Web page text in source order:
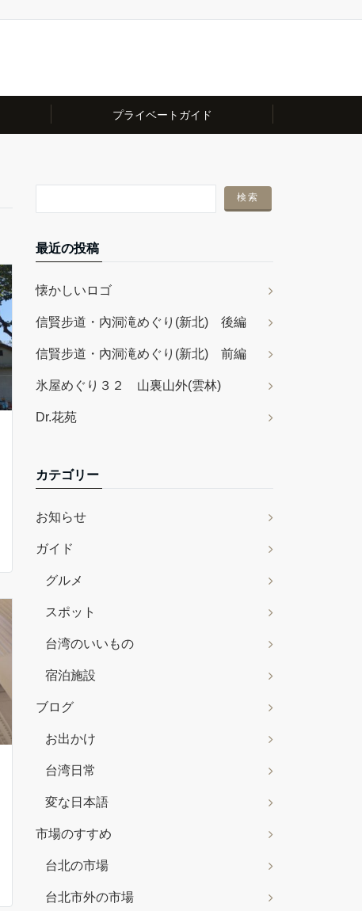
プライベートガイド
最近の投稿
懐かしいロゴ
信賢步道・內洞滝めぐり(新北) 後編
信賢步道・內洞滝めぐり(新北) 前編
氷屋めぐり３２ 山裏山外(雲林)
Dr.花苑
カテゴリー
お知らせ
ガイド
グルメ
スポット
台湾のいいもの
宿泊施設
ブログ
お出かけ
台湾日常
変な日本語
市場のすすめ
台北の市場
台北市外の市場